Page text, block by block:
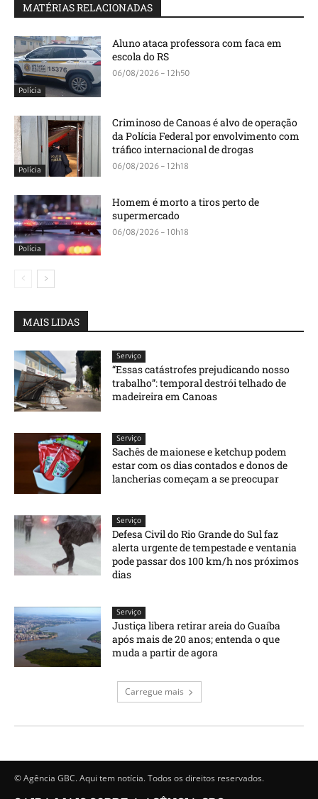
MATÉRIAS RELACIONADAS
Polícia
Aluno ataca professora com faca em
escola do RS
06/08/2026 - 12h50
Polícia
Criminoso de Canoas é alvo de operação
da Polícia Federal por envolvimento com
tráfico internacional de drogas
06/08/2026 - 12h18
Polícia
Homem é morto a tiros perto de
supermercado
06/08/2026 - 10h18
MAIS LIDAS
Serviço
“Essas catástrofes prejudicando nosso
trabalho”: temporal destrói telhado de
madeireira em Canoas
Serviço
Sachês de maionese e ketchup podem
estar com os dias contados e donos de
lancherias começam a se preocupar
Serviço
Defesa Civil do Rio Grande do Sul faz
alerta urgente de tempestade e ventania
pode passar dos 100 km/h nos próximos
dias
Serviço
Justiça libera retirar areia do Guaíba
após mais de 20 anos; entenda o que
muda a partir de agora
Carregue mais
© Agência GBC. Aqui tem notícia. Todos os direitos reservados.